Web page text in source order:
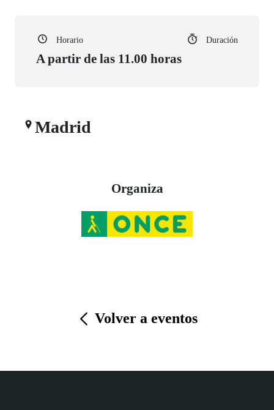
Horario
A partir de las 11.00 horas
Duración
Madrid
Organiza
Volver a eventos